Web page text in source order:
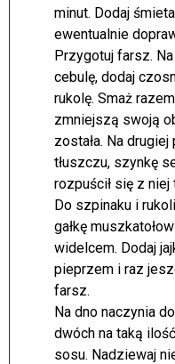
minut. Dodaj
ewentualnie
Przygotuj farsz.
cebulę, dodaj
rukolę. Smaż
zmniejszą swoją
została. Na
tłuszczu, szynkę
rozpuścił się z niej
Do szpinaku i
gałkę
widelcem. Dodaj
pieprzem i raz
farsz.
Na dno naczynia
dwóch na taką
sosu. Nadziewaj